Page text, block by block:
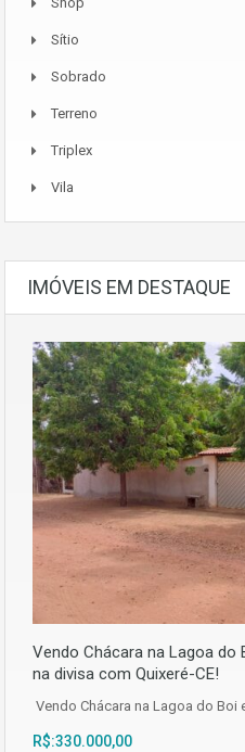
Sítio
Sobrado
Terreno
Triplex
Vila
IMÓVEIS EM DESTAQUE
Vendo Chácara na Lagoa do
na divisa com Quixeré-CE!
Vendo Chácara na Lagoa do Boi
R$:330.000,00